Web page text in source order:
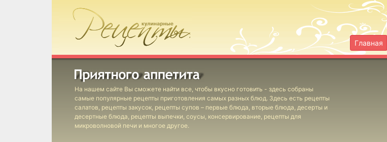
Главная
На нашем сайте Вы сможете найти все, чтобы вкусно готовить - здесь собраны
самые популярные рецепты приготовления самых разных блюд. Здесь есть рецепты
салатов, рецепты закусок, рецепты супов – первые блюда, вторые блюда, десерты и
десертные блюда, рецепты выпечки, соусы, консервирование, рецепты для
микроволновой печи и многое другое.